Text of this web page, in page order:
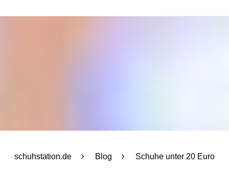
schuhstation.de Blog Schuhe unter 20 Euro